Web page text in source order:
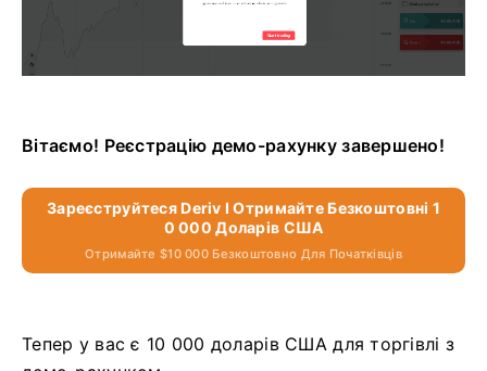
Вітаємо! Реєстрацію демо-рахунку завершено!
Зареєструйтеся Deriv І Отримайте Безкоштовні 1
0 000 Доларів США
Отримайте $10 000 Безкоштовно Для Початківців
Тепер у вас є 10 000 доларів США для торгівлі з